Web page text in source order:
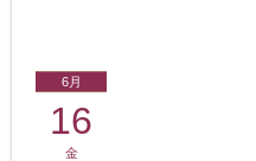
6月
16
金